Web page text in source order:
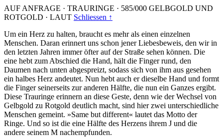
AUF ANFRAGE · TRAURINGE · 585/000 GELBGOLD UND
ROTGOLD · LAUT Schliessen ↑
Um ein Herz zu halten, braucht es mehr als einen einzelnen
Menschen. Daran erinnert uns schon jener Liebesbeweis, den wir in
den letzten Jahren immer öfter auf der Straße sehen können. Die
eine hebt zum Abschied die Hand, hält die Finger rund, den
Daumen nach unten abgespreizt, sodass sich von ihm aus gesehen
ein halbes Herz andeutet. Nun hebt auch er dieselbe Hand und formt
die Finger seinerseits zur anderen Hälfte, die nun ein Ganzes ergibt.
Diese Trauringe erinnern an diese Geste, denn wie der Wechsel von
Gelbgold zu Rotgold deutlich macht, sind hier zwei unterschiedliche
Menschen gemeint. »Same but different« lautet das Motto der
Ringe. Und so ist die eine Hälfte des Herzens ihrem J und die
andere seinem M nachempfunden.